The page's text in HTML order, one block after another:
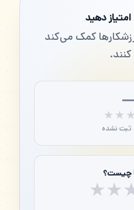
دهید
کمک می‌کند
ثبت نشده
چیست؟
★★